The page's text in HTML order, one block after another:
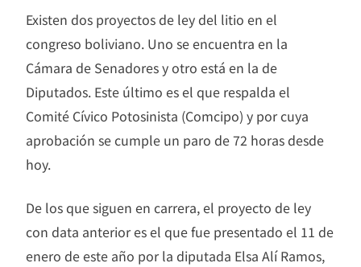
Existen dos proyectos de ley del litio en el
congreso boliviano. Uno se encuentra en la
Cámara de Senadores y otro está en la de
Diputados. Este último es el que respalda el
Comité Cívico Potosinista (Comcipo) y por cuya
aprobación se cumple un paro de 72 horas desde
hoy.
De los que siguen en carrera, el proyecto de ley
con data anterior es el que fue presentado el 11 de
enero de este año por la diputada Elsa Alí Ramos,